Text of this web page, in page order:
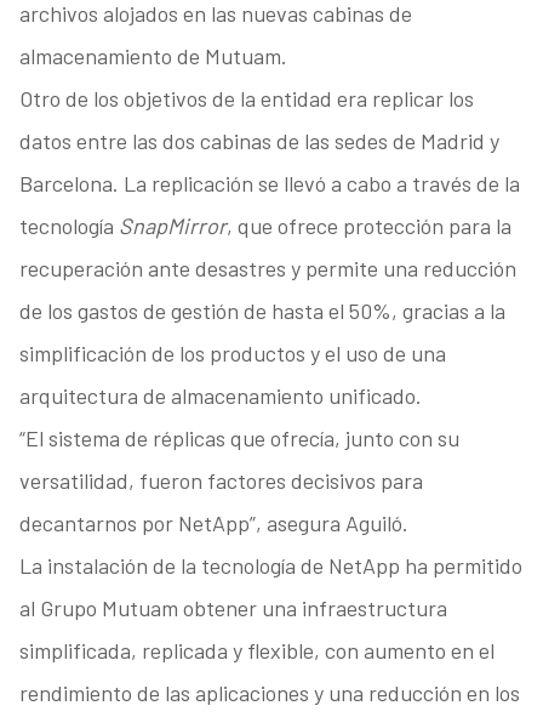
archivos alojados en las nuevas cabinas de
almacenamiento de Mutuam.
Otro de los objetivos de la entidad era replicar los
datos entre las dos cabinas de las sedes de Madrid y
Barcelona. La replicación se llevó a cabo a través de la
tecnología SnapMirror, que ofrece protección para la
recuperación ante desastres y permite una reducción
de los gastos de gestión de hasta el 50%, gracias a la
simplificación de los productos y el uso de una
arquitectura de almacenamiento unificado.
“El sistema de réplicas que ofrecía, junto con su
versatilidad, fueron factores decisivos para
decantarnos por NetApp”, asegura Aguiló.
La instalación de la tecnología de NetApp ha permitido
al Grupo Mutuam obtener una infraestructura
simplificada, replicada y flexible, con aumento en el
rendimiento de las aplicaciones y una reducción en los